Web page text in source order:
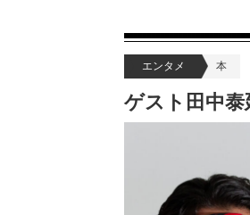
エンタメ 本
ゲスト田中泰